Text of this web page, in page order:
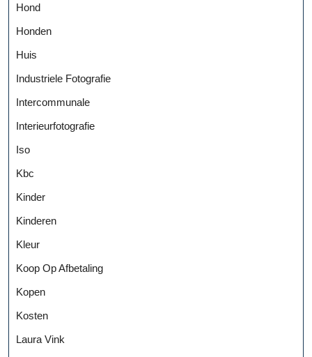
Hond
Honden
Huis
Industriele Fotografie
Intercommunale
Interieurfotografie
Iso
Kbc
Kinder
Kinderen
Kleur
Koop Op Afbetaling
Kopen
Kosten
Laura Vink